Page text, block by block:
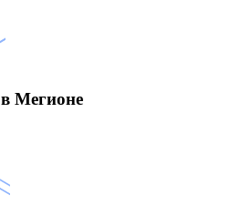
в Мегионе